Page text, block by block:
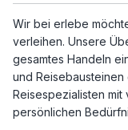
Wir bei erlebe
verleihen. Unsere
gesamtes Handeln
und
Reisespezialisten
persönlichen